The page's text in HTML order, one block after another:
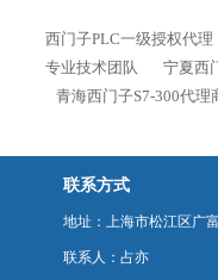
西门子PLC一级授权代理
专业技术团队
宁夏西
青海西门子S7-300代理
联系方式
地址：上海市松江区广
联系人：占亦